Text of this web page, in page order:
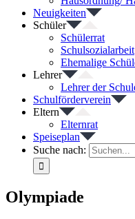
Neuigkeiten
Schüler
Schülerrat
Schulsozialarbeit
Ehemalige
Lehrer
Lehrer der
Schulförderverein
Eltern
Elternrat
Speiseplan
Suche nach:
Olympiade